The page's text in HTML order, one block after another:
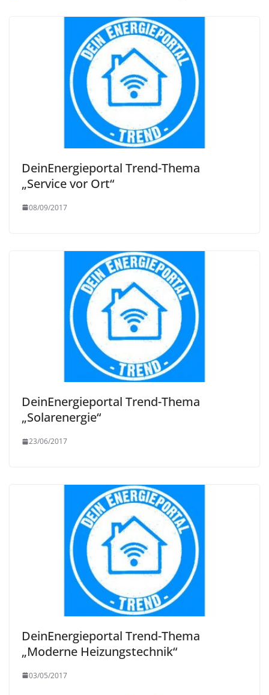
DeinEnergieportal Trend-Thema
„Service vor Ort“
08/09/2017
DeinEnergieportal Trend-Thema
„Solarenergie“
23/06/2017
DeinEnergieportal Trend-Thema
„Moderne Heizungstechnik“
03/05/2017